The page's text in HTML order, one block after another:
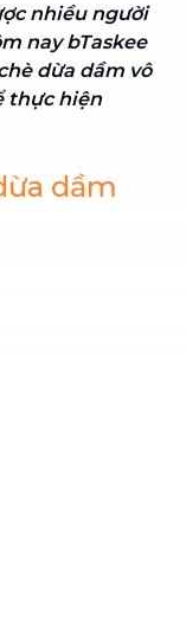
nhiều người
nay bTaskee
dừa dầm vô
thực hiện
dầm